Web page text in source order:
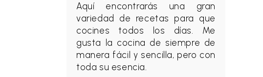
Aquí encontrarás una gran
variedad de recetas para que
cocines todos los días. Me
gusta la cocina de siempre de
manera fácil y sencilla, pero con
toda su esencia.